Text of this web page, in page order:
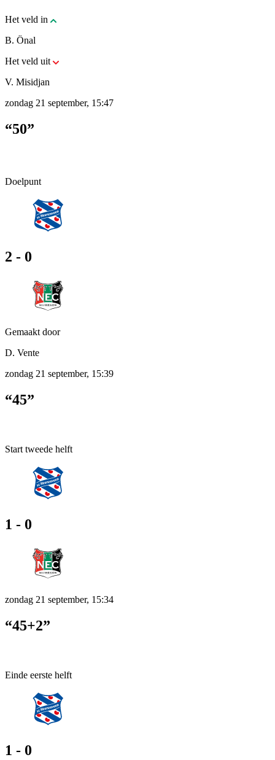
Het veld in
B. Önal
Het veld uit
V. Misidjan
zondag 21 september, 15:47
“50”
Doelpunt
2 - 0
Gemaakt door
D. Vente
zondag 21 september, 15:39
“45”
Start tweede helft
1 - 0
zondag 21 september, 15:34
“45+2”
Einde eerste helft
1 - 0